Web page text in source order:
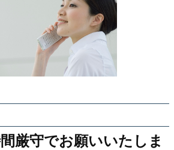
厳守でお願いいたしま